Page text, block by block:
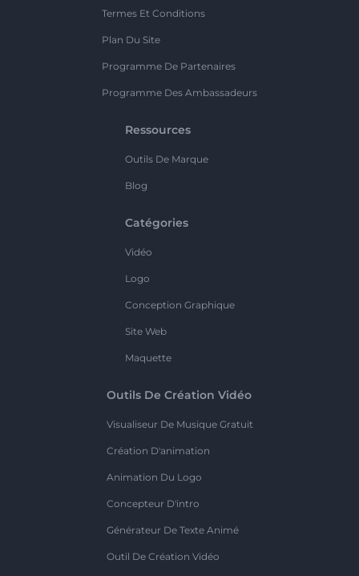
Termes Et Conditions
Plan Du Site
Programme De Partenaires
Programme Des Ambassadeurs
Ressources
Outils De Marque
Blog
Catégories
Vidéo
Logo
Conception Graphique
Site Web
Maquette
Outils De Création Vidéo
Visualiseur De Musique Gratuit
Création D'animation
Animation Du Logo
Concepteur D'intro
Générateur De Texte Animé
Outil De Création Vidéo